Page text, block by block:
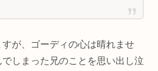
が、ゴーディの心は晴れませ
しまった兄のことを思い出し泣